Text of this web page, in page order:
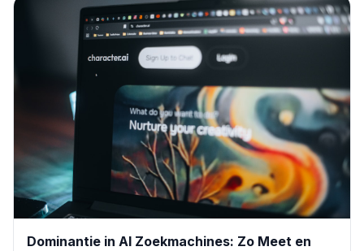
Dominantie in AI Zoekmachines: Zo Meet en